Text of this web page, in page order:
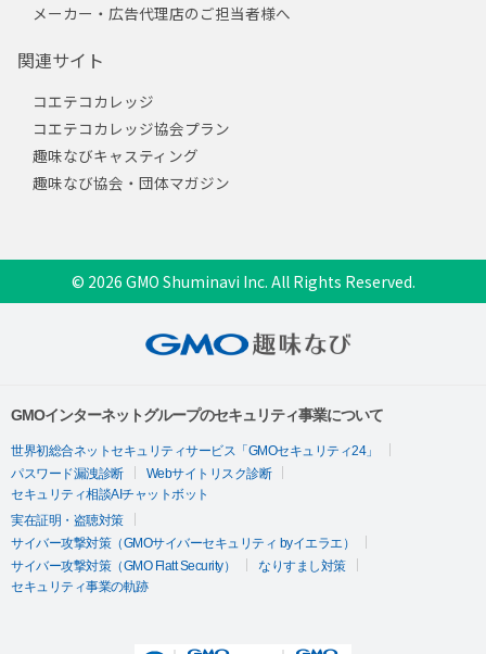
メーカー・広告代理店のご担当者様へ
関連サイト
コエテコカレッジ
コエテコカレッジ協会プラン
趣味なびキャスティング
趣味なび協会・団体マガジン
© 2026 GMO Shuminavi Inc. All Rights Reserved.